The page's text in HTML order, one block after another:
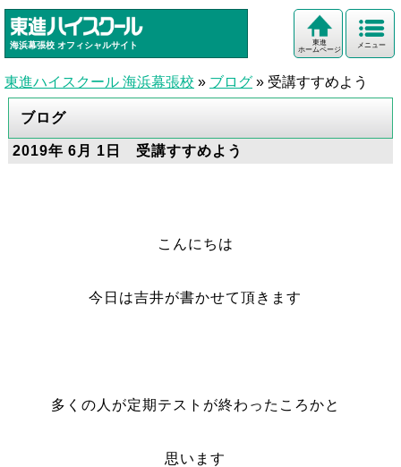
海浜幕張校 オフィシャルサイト メニュー
東進
ホームページ
東進ハイスクール 海浜幕張校 » ブログ » 受講すすめよう
ブログ
2019年 6月 1日 受講すすめよう
こんにちは
今日は吉井が書かせて頂きます
多くの人が定期テストが終わったころかと
思います